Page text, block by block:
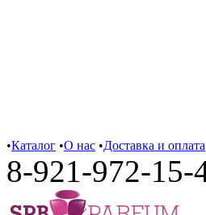
•Каталог •О нас •Доставка и оплата
8-921-972-15-